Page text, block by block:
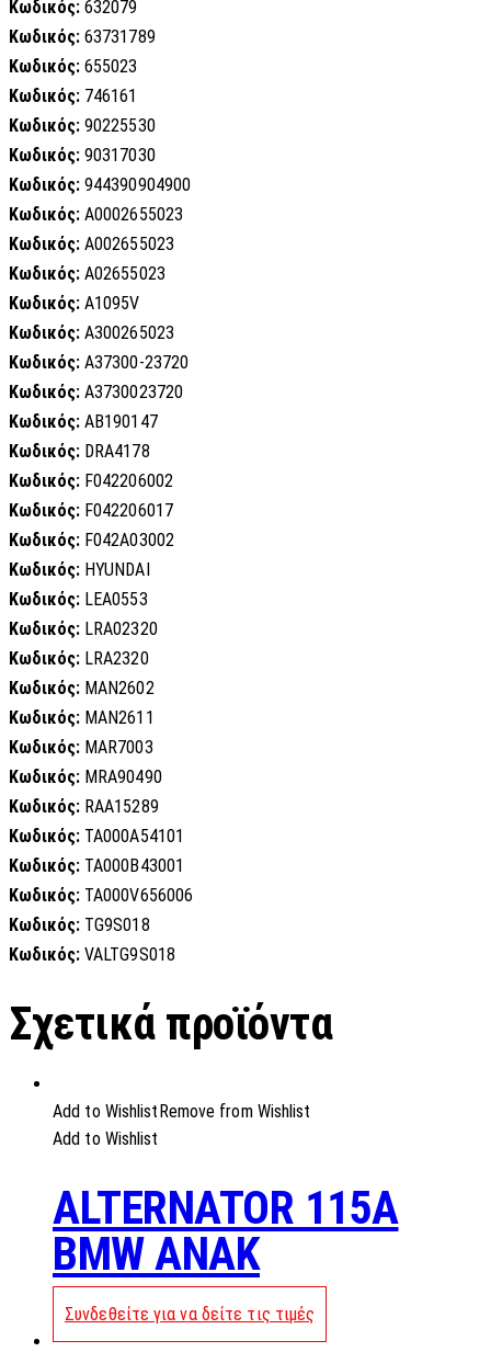
Κωδικός: 632079
Κωδικός: 63731789
Κωδικός: 655023
Κωδικός: 746161
Κωδικός: 90225530
Κωδικός: 90317030
Κωδικός: 944390904900
Κωδικός: A0002655023
Κωδικός: A002655023
Κωδικός: A02655023
Κωδικός: A1095V
Κωδικός: A300265023
Κωδικός: A37300-23720
Κωδικός: A3730023720
Κωδικός: AB190147
Κωδικός: DRA4178
Κωδικός: F042206002
Κωδικός: F042206017
Κωδικός: F042A03002
Κωδικός: HYUNDAI
Κωδικός: LEA0553
Κωδικός: LRA02320
Κωδικός: LRA2320
Κωδικός: MAN2602
Κωδικός: MAN2611
Κωδικός: MAR7003
Κωδικός: MRA90490
Κωδικός: RAA15289
Κωδικός: TA000A54101
Κωδικός: TA000B43001
Κωδικός: TA000V656006
Κωδικός: TG9S018
Κωδικός: VALTG9S018
Σχετικά προϊόντα
Add to Wishlist Remove from Wishlist
Add to Wishlist
ALTERNATOR 115A
BMW ANAK
Συνδεθείτε για να δείτε τις τιμές